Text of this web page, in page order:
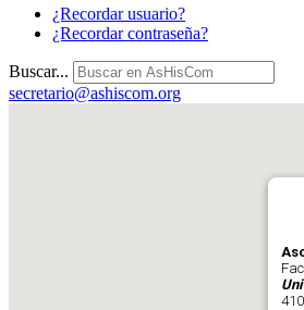
¿Recordar usuario?
¿Recordar contraseña?
Buscar...
secretario@ashiscom.org